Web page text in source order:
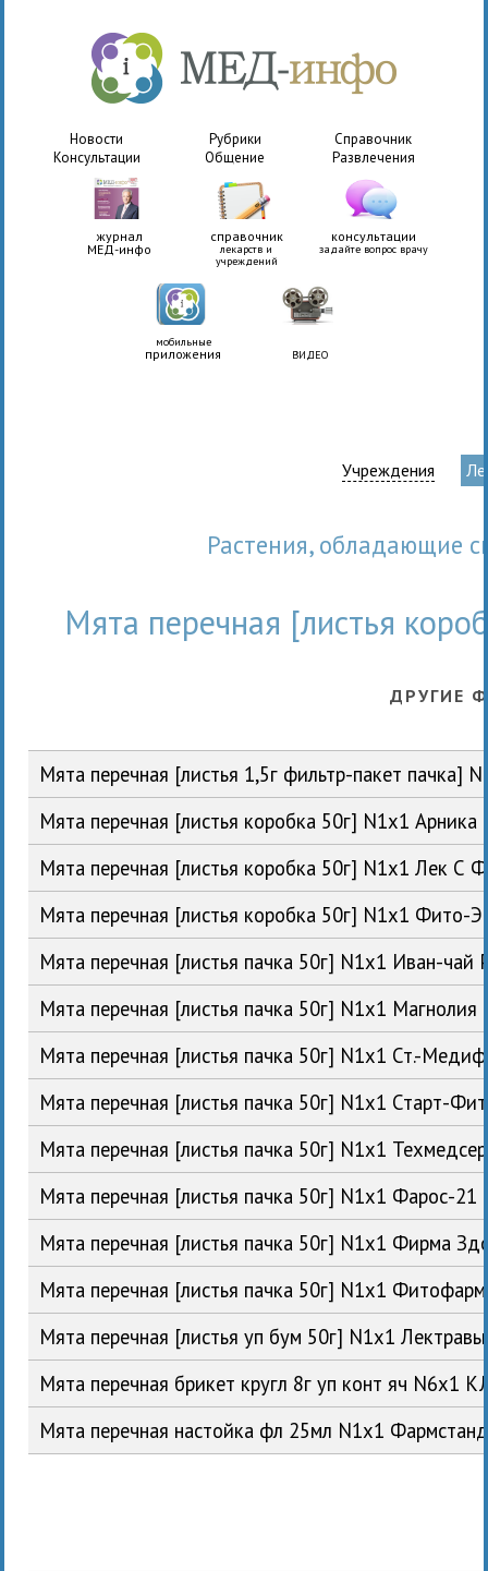
Новости Рубрики
Справочник
Консультации
Общение Развлечения
журнал
МЕД-инфо
справочник
лекарств и
учреждений
консультации
задайте вопрос врачу
мобильные
приложения ВИДЕО
Учреждения
Растения, обладающие
Мята перечная [листья
ДРУГИЕ
Мята перечная [листья 1,5г фильтр-пакет
Мята перечная [листья коробка 50г] N1x1
Мята перечная [листья коробка 50г] N1x1 Лек С
Мята перечная [листья коробка 50г] N1x1
Мята перечная [листья пачка 50г] N1x1 Иван-чай
Мята перечная [листья пачка 50г] N1x1
Мята перечная [листья пачка 50г] N1x1 Ст.-
Мята перечная [листья пачка 50г] N1x1 Старт-
Мята перечная [листья пачка 50г] N1x1
Мята перечная [листья пачка 50г] N1x1 Фарос-
Мята перечная [листья пачка 50г] N1x1 Фирма
Мята перечная [листья пачка 50г] N1x1
Мята перечная [листья уп бум 50г] N1x1
Мята перечная брикет кругл 8г уп конт яч N6x1
Мята перечная настойка фл 25мл N1x1